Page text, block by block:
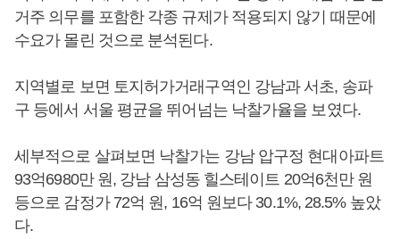
거주 의무를 포함한 각종 규제가 적용되지 않기 때문에
수요가 몰린 것으로 분석된다.
지역별로 보면 토지허가거래구역인 강남과 서초, 송파
구 등에서 서울 평균을 뛰어넘는 낙찰가율을 보였다.
세부적으로 살펴보면 낙찰가는 강남 압구정 현대아파트
93억6980만 원, 강남 삼성동 힐스테이트 20억6천만 원
등으로 감정가 72억 원, 16억 원보다 30.1%, 28.5% 높았
다.